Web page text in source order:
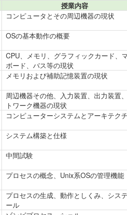
授業内容
コンピュータとその周辺機器の現状
OSの基本動作の概要
CPU、メモリ、グラフィックカード、
ボード、バス等の現状
メモリおよび補助記憶装置の現状
周辺機器その他、入力装置、出力装置
トワーク機器の現状
コンピューターシステムとアーキテク
システム構築と仕様
中間試験
プロセスの概念、Unix系OSの管理機能
プロセスの生成、動作としくみ、シス
ール